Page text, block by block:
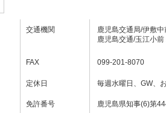
交通機関
鹿児島交通局/伊敷
鹿児島交通/玉江小
FAX 099-201-8070
定休日 毎週水曜日、GW、
免許番号 鹿児島県知事(6)第